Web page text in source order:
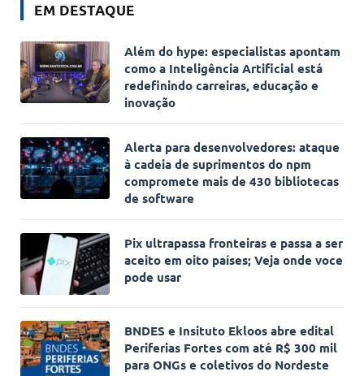
EM DESTAQUE
Além do hype: especialistas apontam
como a Inteligência Artificial está
redefinindo carreiras, educação e
inovação
Alerta para desenvolvedores: ataque
à cadeia de suprimentos do npm
compromete mais de 430 bibliotecas
de software
Pix ultrapassa fronteiras e passa a ser
aceito em oito países; Veja onde voce
pode usar
BNDES e Insituto Ekloos abre edital
Periferias Fortes com até R$ 300 mil
para ONGs e coletivos do Nordeste